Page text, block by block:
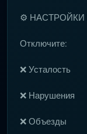
⚙️ НАСТРОЙКИ
Отключите:
❌ Усталость
❌ Нарушения
❌ Объезды